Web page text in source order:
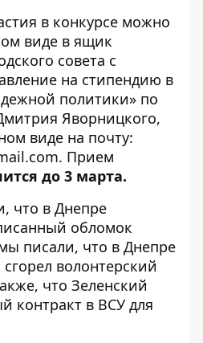
в конкурсе можно
виде в ящик
совета с
на стипендию в
политики» по
Яворницкого,
виде на почту:
. Прием
до 3 марта.
что в Днепре
обломок
писали, что в Днепре
волонтерский
что Зеленский
контракт в ВСУ для